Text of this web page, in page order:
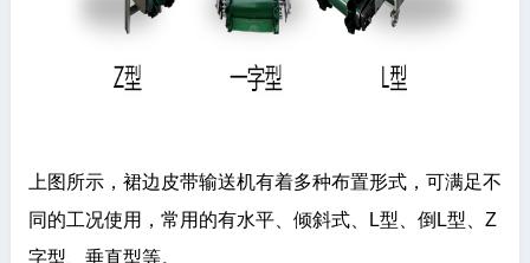
上图所示，裙边皮带输送机有着多种布置形式，可满足不
同的工况使用，常用的有水平、倾斜式、L型、倒L型、Z
字型、垂直型等。